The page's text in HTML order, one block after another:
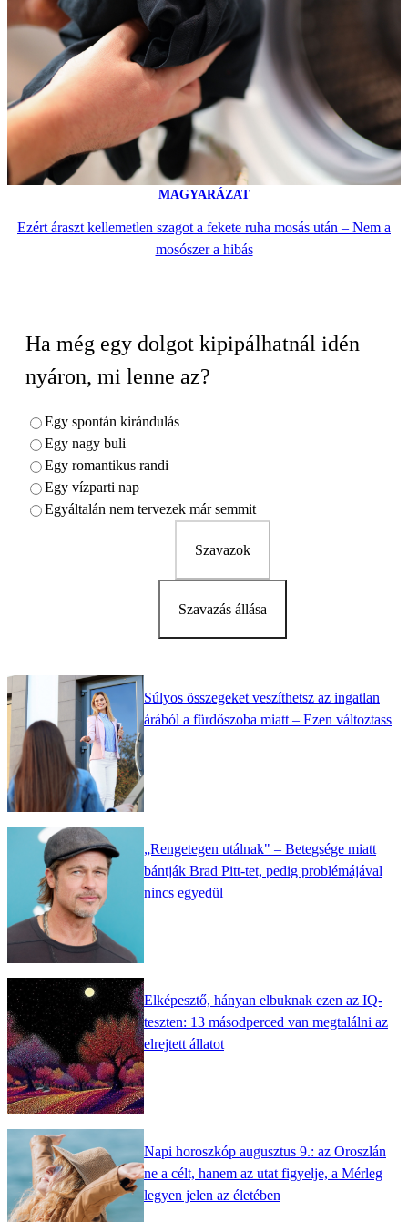
MAGYARÁZAT
Ezért áraszt kellemetlen szagot a fekete ruha mosás után – Nem a
mosószer a hibás
Ha még egy dolgot kipipálhatnál idén
nyáron, mi lenne az?
Egy spontán kirándulás
Egy nagy buli
Egy romantikus randi
Egy vízparti nap
Egyáltalán nem tervezek már semmit
Szavazok
Szavazás állása
Súlyos összegeket veszíthetsz az ingatlan
árából a fürdőszoba miatt – Ezen változtass
„Rengetegen utálnak" – Betegsége miatt
bántják Brad Pitt-tet, pedig problémájával
nincs egyedül
Elképesztő, hányan elbuknak ezen az IQ-
teszten: 13 másodperced van megtalálni az
elrejtett állatot
Napi horoszkóp augusztus 9.: az Oroszlán
ne a célt, hanem az utat figyelje, a Mérleg
legyen jelen az életében